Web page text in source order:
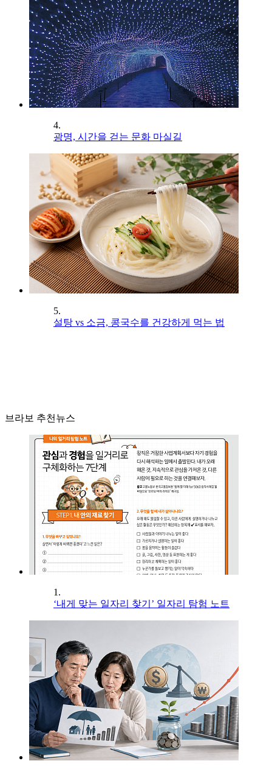
4.
광명, 시간을 걷는 문화 마실길
5.
설탕 vs 소금, 콩국수를 건강하게 먹는 법
브라보 추천뉴스
1.
‘내게 맞는 일자리 찾기’ 일자리 탐험 노트